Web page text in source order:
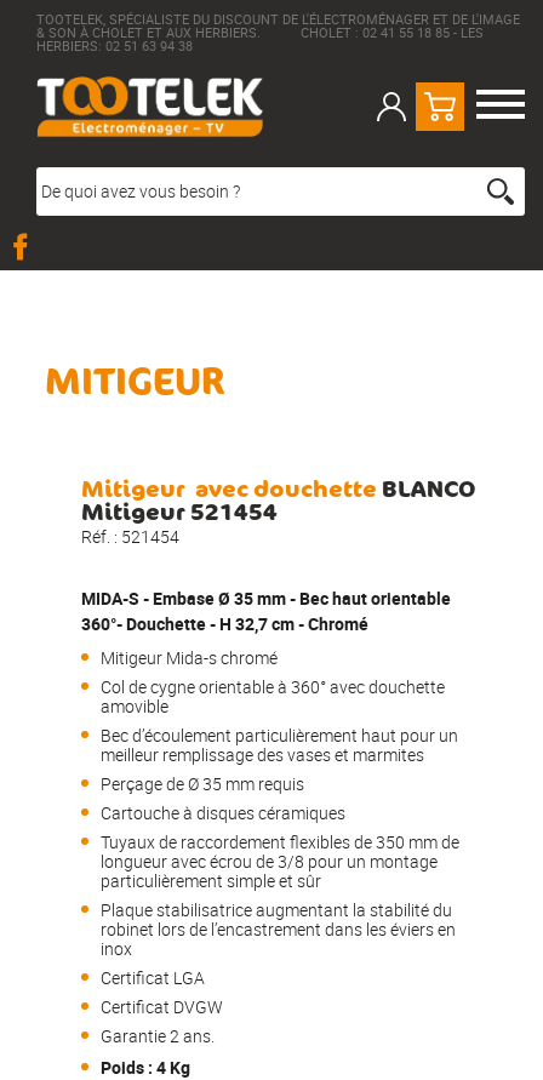
TOOTELEK, SPÉCIALISTE DU DISCOUNT DE L'ÉLECTROMÉNAGER ET DE L'IMAGE
& SON À CHOLET ET AUX HERBIERS. CHOLET : 02 41 55 18 85 - LES
HERBIERS: 02 51 63 94 38
MITIGEUR
Mitigeuravec douchette BLANCO
Mitigeur 521454
Réf. : 521454
MIDA-S - Embase Ø 35 mm - Bec haut orientable
360°- Douchette - H 32,7 cm - Chromé
Mitigeur Mida-s chromé
Col de cygne orientable à 360° avec douchette
amovible
Bec d’écoulement particulièrement haut pour un
meilleur remplissage des vases et marmites
Perçage de Ø 35 mm requis
Cartouche à disques céramiques
Tuyaux de raccordement flexibles de 350 mm de
longueur avec écrou de 3/8 pour un montage
particulièrement simple et sûr
Plaque stabilisatrice augmentant la stabilité du
robinet lors de l’encastrement dans les éviers en
inox
Certificat LGA
Certificat DVGW
Garantie 2 ans.
Poids : 4 Kg